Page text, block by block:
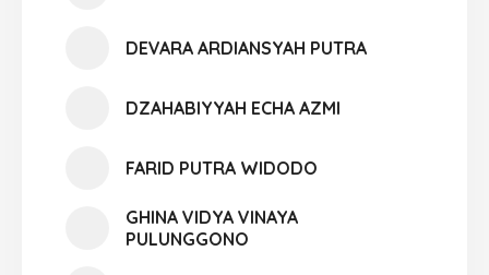
DEVARA ARDIANSYAH PUTRA
DZAHABIYYAH ECHA AZMI
FARID PUTRA WIDODO
GHINA VIDYA VINAYA
PULUNGGONO